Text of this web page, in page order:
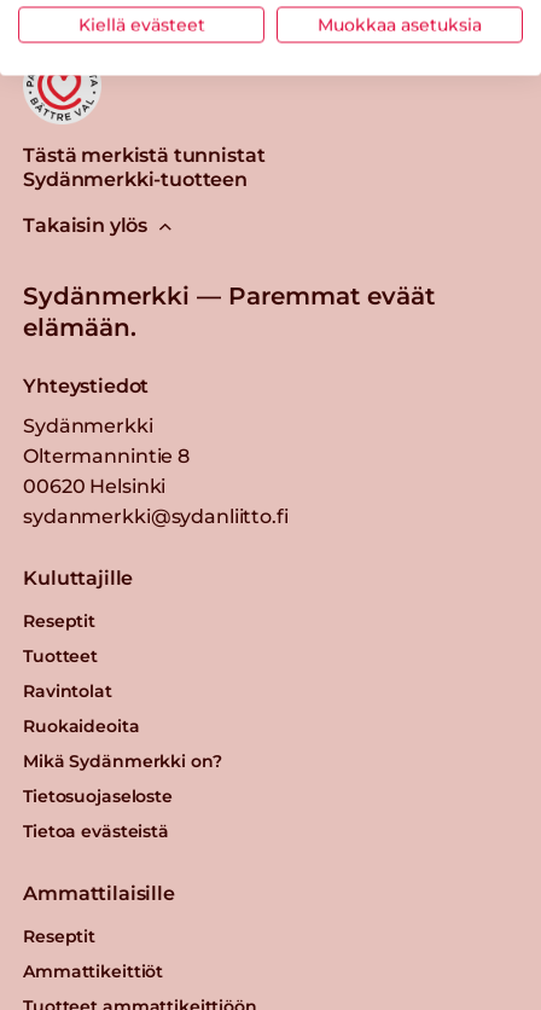
Tästä merkistä tunnistat
Sydänmerkki-tuotteen
Takaisin ylös
Sydänmerkki — Paremmat eväät
elämään.
Yhteystiedot
Sydänmerkki
Oltermannintie 8
00620 Helsinki
sydanmerkki@sydanliitto.fi
Kuluttajille
Reseptit
Tuotteet
Ravintolat
Ruokaideoita
Mikä Sydänmerkki on?
Tietosuojaseloste
Tietoa evästeistä
Ammattilaisille
Reseptit
Ammattikeittiöt
Kiellä evästeet Muokkaa asetuksia